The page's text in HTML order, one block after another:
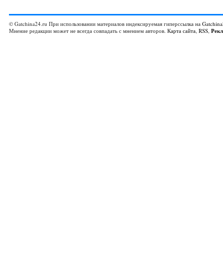
© Gatchina24.ru При использовании материалов индексируемая гиперссылка на
Мнение редакции может не всегда совпадать с мнением авторов. Карта сайта, RSS,